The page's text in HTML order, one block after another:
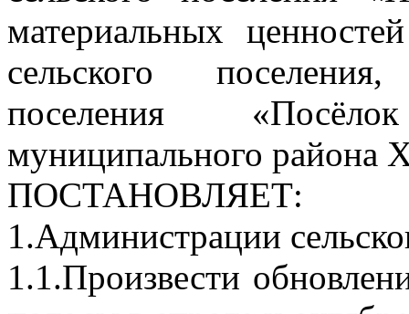
материальных
сельского
поселения
муниципального района
ПОСТАНОВЛЯЕТ:
1.Администрации
1.1.Произвести